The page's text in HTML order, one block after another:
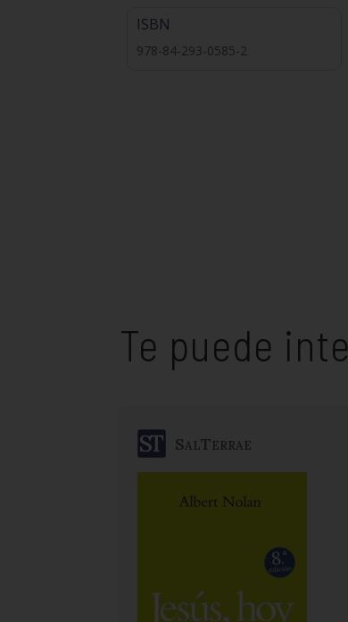
ISBN
978-84-293-0585-2
Te puede
SalTerrae